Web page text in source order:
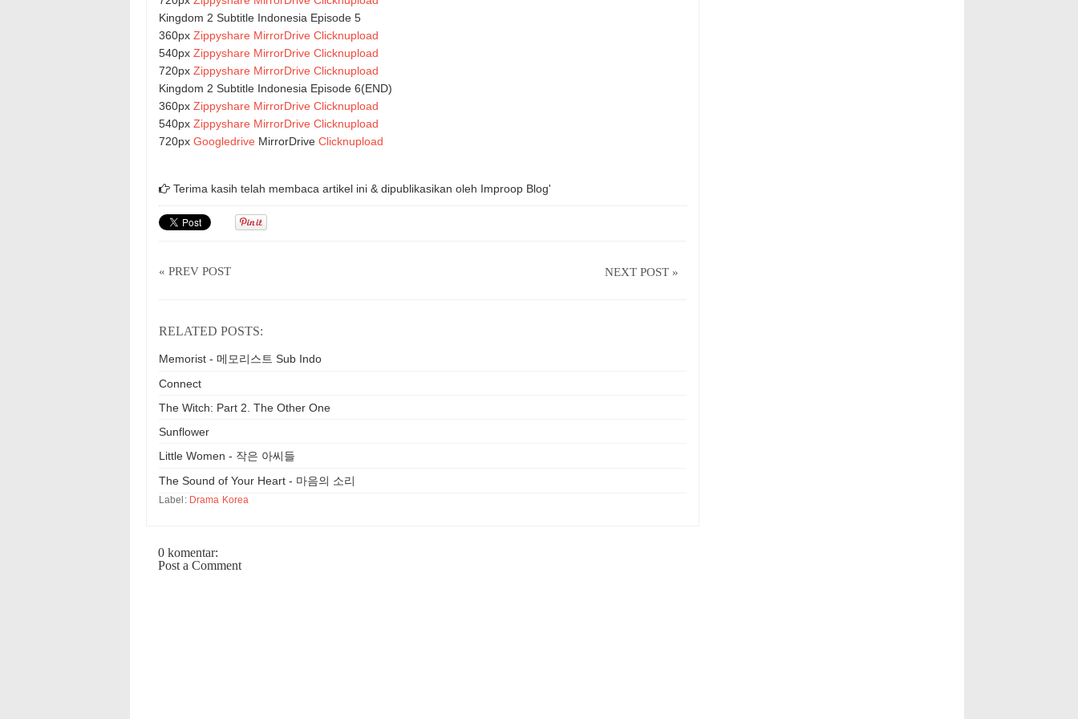
Kingdom 2 Subtitle Indonesia Episode 5
360px Zippyshare MirrorDrive Clicknupload
540px Zippyshare MirrorDrive Clicknupload
720px Zippyshare MirrorDrive Clicknupload
Kingdom 2 Subtitle Indonesia Episode 6(END)
360px Zippyshare MirrorDrive Clicknupload
540px Zippyshare MirrorDrive Clicknupload
720px Googledrive MirrorDrive Clicknupload
Terima kasih telah membaca artikel ini & dipublikasikan oleh Improop Blog'
« PREV POST NEXT POST »
RELATED POSTS:
Memorist - 메모리스트 Sub Indo
Connect
The Witch: Part 2. The Other One
Sunflower
Little Women - 작은 아씨들
The Sound of Your Heart - 마음의 소리
Label: Drama Korea
0 komentar:
Post a Comment